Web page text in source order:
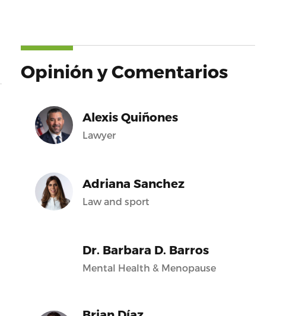
Opinión y Comentarios
Alexis Quiñones
Lawyer
Adriana Sanchez
Law and sport
Dr. Barbara D. Barros
Mental Health & Menopause